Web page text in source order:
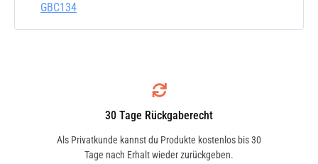
GBC134
30 Tage Rückgaberecht
Als Privatkunde kannst du Produkte kostenlos bis 30
Tage nach Erhalt wieder zurückgeben.